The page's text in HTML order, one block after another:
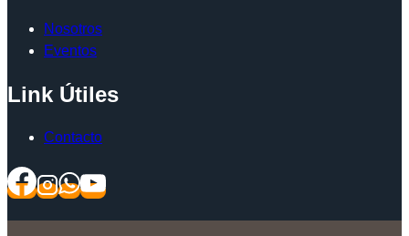
Nosotros
Eventos
Link Útiles
Contacto